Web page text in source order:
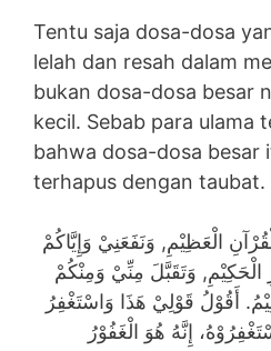
Tentu saja dosa-dosa
lelah dan resah dalam
bukan dosa-dosa besar
kecil. Sebab para ulama
bahwa dosa-dosa besar
terhapus dengan taubat.
الْعَظِيْمِ, وَنَفَعَنِيْ وَإِيَّاكُمْ
الْحَكِيْمِ, وَتَقَبَّلَ مِنِّيْ وَمِنْكُمْ
أَقُوْلُ قَوْلِيْ هَذَا وَاسْتَغْفِرُ
إِنَّهُ هُوَ الْغَفُوْرُ